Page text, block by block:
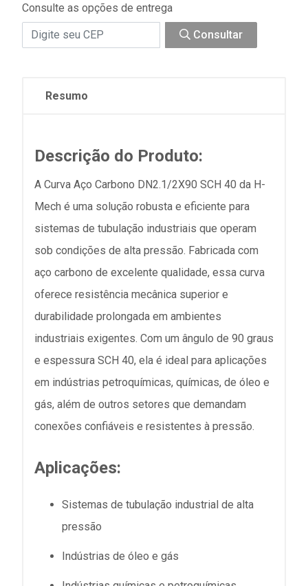
Consulte as opções de entrega
Consultar
Resumo
Descrição do Produto:
A Curva Aço Carbono DN2.1/2X90 SCH 40 da H-
Mech é uma solução robusta e eficiente para
sistemas de tubulação industriais que operam
sob condições de alta pressão. Fabricada com
aço carbono de excelente qualidade, essa curva
oferece resistência mecânica superior e
durabilidade prolongada em ambientes
industriais exigentes. Com um ângulo de 90 graus
e espessura SCH 40, ela é ideal para aplicações
em indústrias petroquímicas, químicas, de óleo e
gás, além de outros setores que demandam
conexões confiáveis e resistentes à pressão.
Aplicações:
Sistemas de tubulação industrial de alta
pressão
Indústrias de óleo e gás